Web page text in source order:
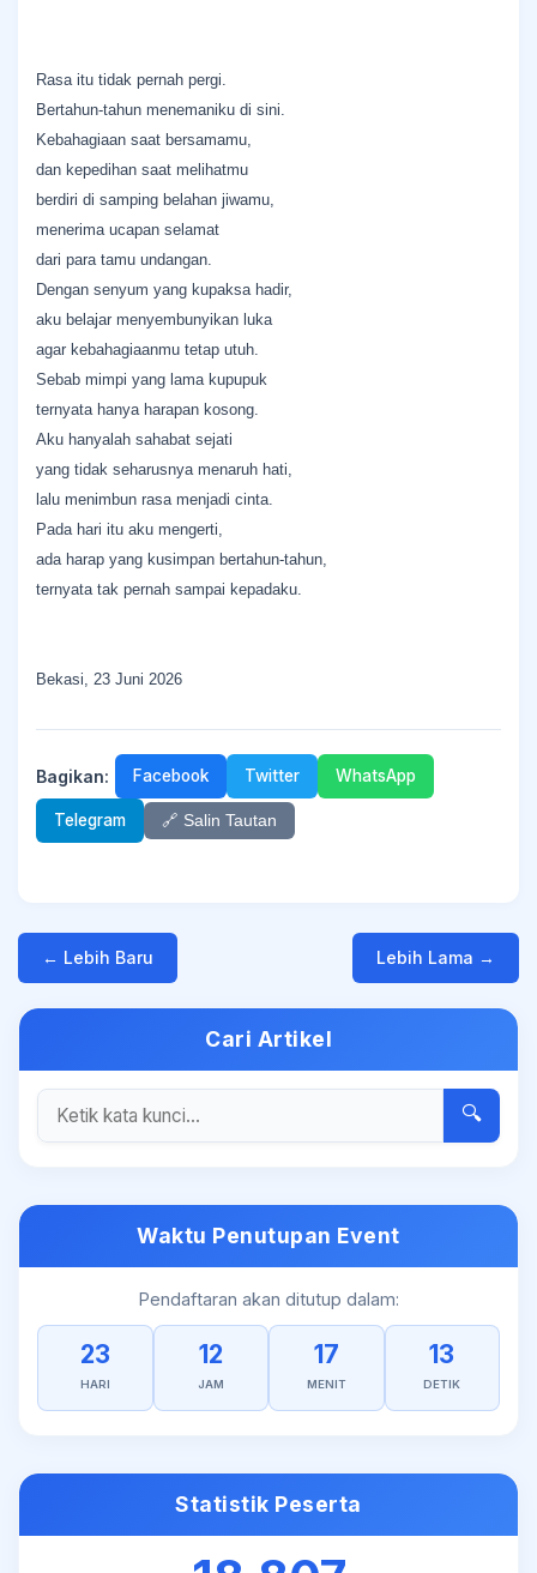
Rasa itu tidak pernah pergi.
Bertahun-tahun menemaniku di sini.
Kebahagiaan saat bersamamu,
dan kepedihan saat melihatmu
berdiri di samping belahan jiwamu,
menerima ucapan selamat
dari para tamu undangan.
Dengan senyum yang kupaksa hadir,
aku belajar menyembunyikan luka
agar kebahagiaanmu tetap utuh.
Sebab mimpi yang lama kupupuk
ternyata hanya harapan kosong.
Aku hanyalah sahabat sejati
yang tidak seharusnya menaruh hati,
lalu menimbun rasa menjadi cinta.
Pada hari itu aku mengerti,
ada harap yang kusimpan bertahun-tahun,
ternyata tak pernah sampai kepadaku.
Bekasi, 23 Juni 2026
Bagikan: Facebook Twitter WhatsApp
Telegram 🔗 Salin Tautan
← Lebih Baru Lebih Lama →
Cari Artikel
🔍
Waktu Penutupan Event
Pendaftaran akan ditutup dalam:
23
HARI
12
JAM
17
MENIT
13
DETIK
Statistik Peserta